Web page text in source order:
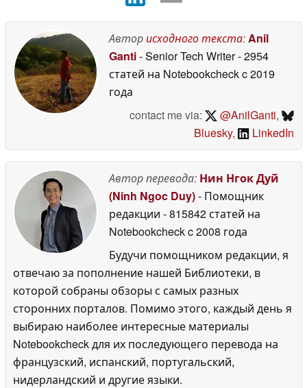
Авторисходного текста: Anil
Ganti- Senior Tech Writer- 2954
статей на Notebookcheckc 2019
года
contact me via:
@AnilGanti,
Bluesky, LinkedIn
Автор перевода: Нин Нгок Дуй
(Ninh Ngoc Duy)- Помощник
редакции - 815842 статей на
Notebookcheckc 2008 года
Будучи помощником редакции, я
отвечаю за пополнение нашей Библиотеки, в
которой собраны обзоры с самых разных
сторонних порталов. Помимо этого, каждый день я
выбираю наиболее интересные материалы
Notebookcheck для их последующего перевода на
французский, испанский, португальский,
нидерландский и другие языки.